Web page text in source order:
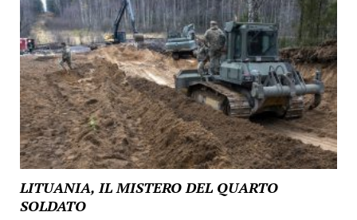
LITUANIA, IL MISTERO DEL QUARTO
SOLDATO